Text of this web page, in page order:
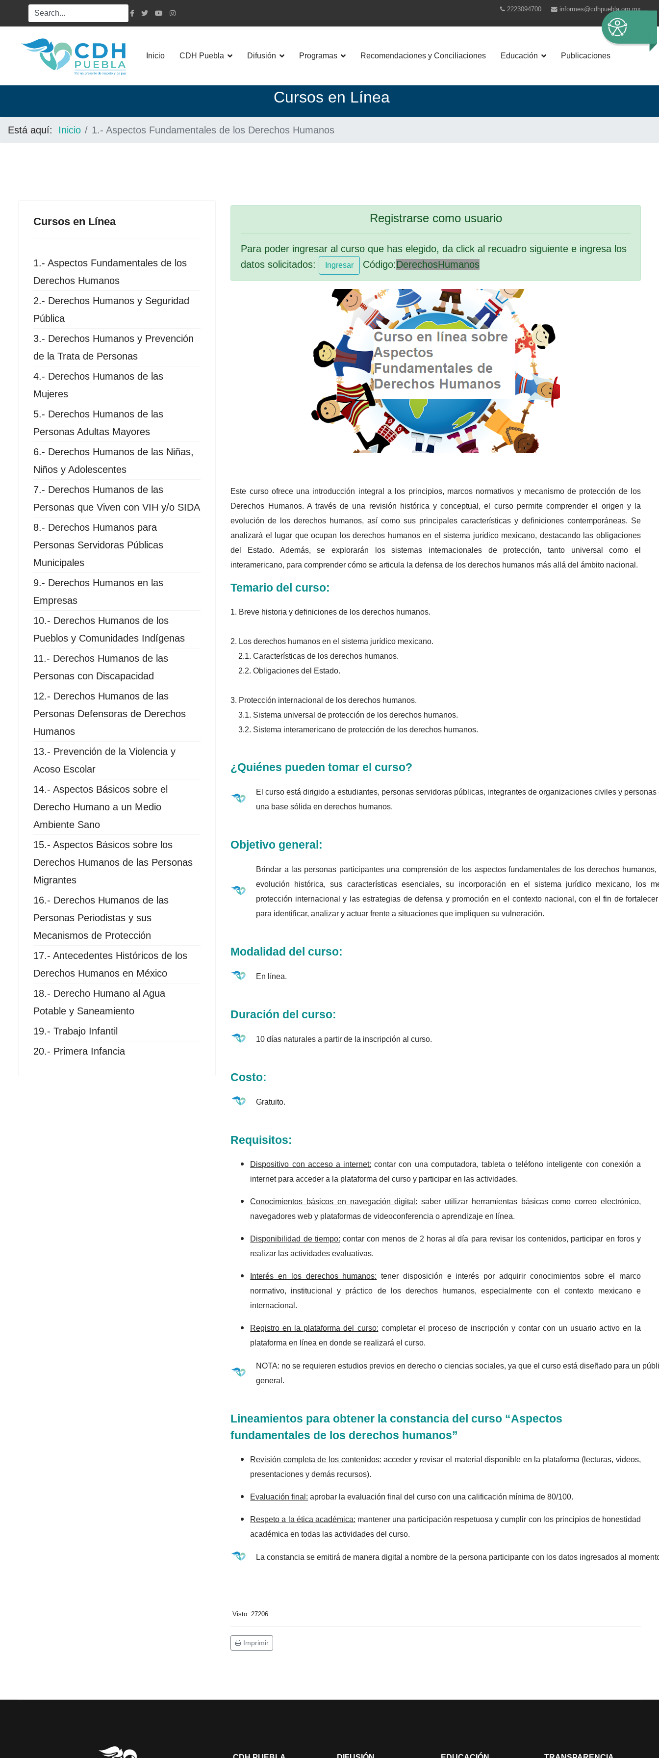
2223094700 informes@cdhpuebla.org.mx
Inicio CDH Puebla Difusión Programas Recomendaciones y Conciliaciones Educación Publicaciones
Cursos en Línea
Está aquí: Inicio 1.- Aspectos Fundamentales de los Derechos Humanos
Cursos en Línea
1.- Aspectos Fundamentales de los
Derechos Humanos
2.- Derechos Humanos y Seguridad
Pública
3.- Derechos Humanos y Prevención
de la Trata de Personas
4.- Derechos Humanos de las
Mujeres
5.- Derechos Humanos de las
Personas Adultas Mayores
6.- Derechos Humanos de las Niñas,
Niños y Adolescentes
7.- Derechos Humanos de las
Personas que Viven con VIH y/o SIDA
8.- Derechos Humanos para
Personas Servidoras Públicas
Municipales
9.- Derechos Humanos en las
Empresas
10.- Derechos Humanos de los
Pueblos y Comunidades Indígenas
11.- Derechos Humanos de las
Personas con Discapacidad
12.- Derechos Humanos de las
Personas Defensoras de Derechos
Humanos
13.- Prevención de la Violencia y
Acoso Escolar
14.- Aspectos Básicos sobre el
Derecho Humano a un Medio
Ambiente Sano
15.- Aspectos Básicos sobre los
Derechos Humanos de las Personas
Migrantes
16.- Derechos Humanos de las
Personas Periodistas y sus
Mecanismos de Protección
17.- Antecedentes Históricos de los
Derechos Humanos en México
18.- Derecho Humano al Agua
Potable y Saneamiento
19.- Trabajo Infantil
20.- Primera Infancia
Registrarse como usuario
Para poder ingresar al curso que has elegido, da click al recuadro siguiente e ingresa los
datos solicitados:
Ingresar Código:DerechosHumanos
Este curso ofrece una introducción integral a los principios, marcos normativos y mecanismo de protección de los
Derechos Humanos. A través de una revisión histórica y conceptual, el curso permite comprender el origen y la
evolución de los derechos humanos, así como sus principales características y definiciones contemporáneas. Se
analizará el lugar que ocupan los derechos humanos en el sistema jurídico mexicano, destacando las obligaciones
del Estado. Además, se explorarán los sistemas internacionales de protección, tanto universal como el
interamericano, para comprender cómo se articula la defensa de los derechos humanos más allá del ámbito nacional.
Temario del curso:
1. Breve historia y definiciones de los derechos humanos.
2. Los derechos humanos en el sistema jurídico mexicano.
2.1. Características de los derechos humanos.
2.2. Obligaciones del Estado.
3. Protección internacional de los derechos humanos.
3.1. Sistema universal de protección de los derechos humanos.
3.2. Sistema interamericano de protección de los derechos humanos.
¿Quiénes pueden tomar el curso?
El curso está dirigido a estudiantes, personas servidoras públicas, integrantes de organizaciones civiles y personas
una base sólida en derechos humanos.
Objetivo general:
Brindar a las personas participantes una comprensión de los aspectos fundamentales de los derechos
evolución histórica, sus características esenciales, su incorporación en el sistema jurídico mexicano, los
protección internacional y las estrategias de defensa y promoción en el contexto nacional, con el fin de
para identificar, analizar y actuar frente a situaciones que impliquen su vulneración.
Modalidad del curso:
En línea.
Duración del curso:
10 días naturales a partir de la inscripción al curso.
Costo:
Gratuito.
Requisitos:
Dispositivo con acceso a internet: contar con una computadora, tableta o teléfono inteligente con conexión a
internet para acceder a la plataforma del curso y participar en las actividades.
Conocimientos básicos en navegación digital: saber utilizar herramientas básicas como correo electrónico,
navegadores web y plataformas de videoconferencia o aprendizaje en línea.
Disponibilidad de tiempo: contar con menos de 2 horas al día para revisar los contenidos, participar en foros y
realizar las actividades evaluativas.
Interés en los derechos humanos: tener disposición e interés por adquirir conocimientos sobre el marco
normativo, institucional y práctico de los derechos humanos, especialmente con el contexto mexicano e
internacional.
Registro en la plataforma del curso: completar el proceso de inscripción y contar con un usuario activo en la
plataforma en línea en donde se realizará el curso.
NOTA: no se requieren estudios previos en derecho o ciencias sociales, ya que el curso está diseñado para un
general.
Lineamientos para obtener la constancia del curso “Aspectos
fundamentales de los derechos humanos”
Revisión completa de los contenidos: acceder y revisar el material disponible en la plataforma (lecturas, videos,
presentaciones y demás recursos).
Evaluación final: aprobar la evaluación final del curso con una calificación mínima de 80/100.
Respeto a la ética académica: mantener una participación respetuosa y cumplir con los principios de honestidad
académica en todas las actividades del curso.
La constancia se emitirá de manera digital a nombre de la persona participante con los datos ingresados al
Visto: 27206
Imprimir